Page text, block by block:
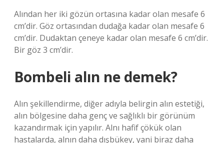
Alından her iki gözün ortasına kadar olan mesafe 6
cm’dir. Göz ortasından dudağa kadar olan mesafe 6
cm’dir. Dudaktan çeneye kadar olan mesafe 6 cm’dir.
Bir göz 3 cm’dir.
Bombeli alın ne demek?
Alın şekillendirme, diğer adıyla belirgin alın estetiği,
alın bölgesine daha genç ve sağlıklı bir görünüm
kazandırmak için yapılır. Alnı hafif çökük olan
hastalarda, alnın daha dışbükey, yani biraz daha